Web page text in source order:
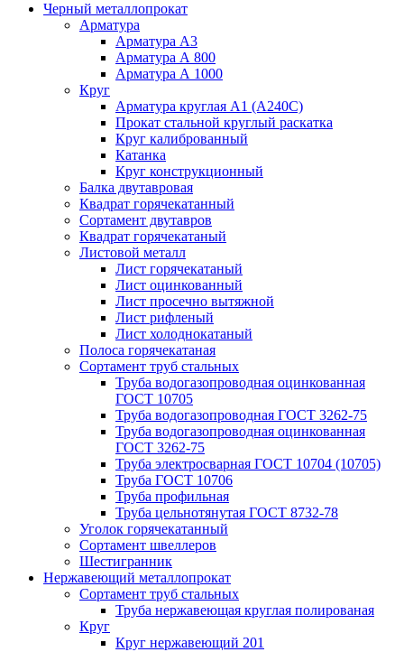
Черный металлопрокат
Арматура
Арматура А3
Арматура А 800
Арматура А 1000
Круг
Арматура круглая А1 (А240C)
Прокат стальной круглый раскатка
Круг калиброванный
Катанка
Круг конструкционный
Балка двутавровая
Квадрат горячекатанный
Сортамент двутавров
Квадрат горячекатаный
Листовой металл
Лист горячекатаный
Лист оцинкованный
Лист просечно вытяжной
Лист рифленый
Лист холоднокатаный
Полоса горячекатаная
Сортамент труб стальных
Труба водогазопроводная оцинкованная
ГОСТ 10705
Труба водогазопроводная ГОСТ 3262-75
Труба водогазопроводная оцинкованная
ГОСТ 3262-75
Труба электросварная ГОСТ 10704 (10705)
Труба ГОСТ 10706
Труба профильная
Труба цельнотянутая ГОСТ 8732-78
Уголок горячекатанный
Сортамент швеллеров
Шестигранник
Нержавеющий металлопрокат
Сортамент труб стальных
Труба нержавеющая круглая полированая
Круг
Круг нержавеющий 201